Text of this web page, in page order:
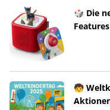
🎲 Die
🧒